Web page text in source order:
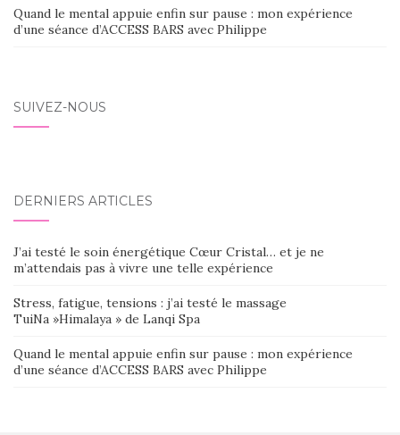
Quand le mental appuie enfin sur pause : mon expérience
d’une séance d’ACCESS BARS avec Philippe
SUIVEZ-NOUS
DERNIERS ARTICLES
J’ai testé le soin énergétique Cœur Cristal… et je ne
m’attendais pas à vivre une telle expérience
Stress, fatigue, tensions : j’ai testé le massage
TuiNa »Himalaya » de Lanqi Spa
Quand le mental appuie enfin sur pause : mon expérience
d’une séance d’ACCESS BARS avec Philippe